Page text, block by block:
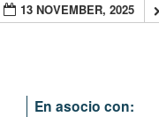
13 NOVEMBER, 2025
En asocio con: